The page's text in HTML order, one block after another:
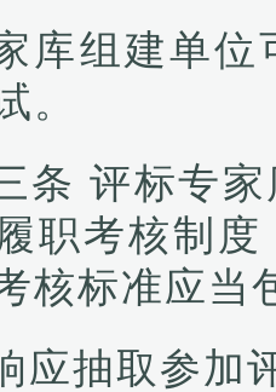
库组建单
。
条 评标专
职考核制
核标准应当
应抽取参加